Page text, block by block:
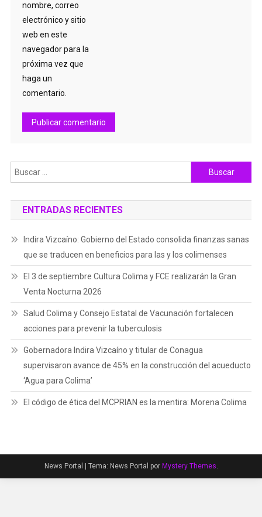
nombre, correo
electrónico y sitio
web en este
navegador para la
próxima vez que
haga un
comentario.
Buscar:
ENTRADAS RECIENTES
Indira Vizcaíno: Gobierno del Estado consolida finanzas sanas
que se traducen en beneficios para las y los colimenses
El 3 de septiembre Cultura Colima y FCE realizarán la Gran
Venta Nocturna 2026
Salud Colima y Consejo Estatal de Vacunación fortalecen
acciones para prevenir la tuberculosis
Gobernadora Indira Vizcaíno y titular de Conagua
supervisaron avance de 45% en la construcción del acueducto
‘Agua para Colima’
El código de ética del MCPRIAN es la mentira: Morena Colima
News Portal Tema: News Portal por Mystery Themes.